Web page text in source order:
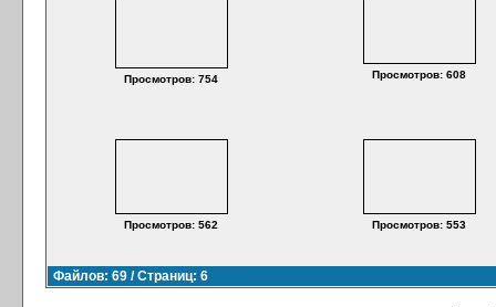
Просмотров: 754 Просмотров: 608
Просмотров: 562 Просмотров: 553
Файлов: 69 / Страниц: 6